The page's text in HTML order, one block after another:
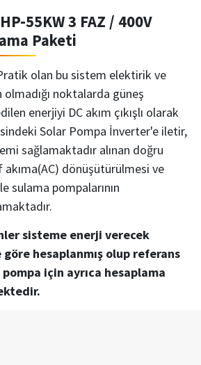
55KW 3 FAZ / 400V
Paketi
olan bu sistem elektirik ve
olmadığı noktalarda güneş
enerjiyi DC akım çıkışlı olarak
Solar Pompa İnverter'e iletir,
sağlamaktadır alınan doğru
akıma(AC) dönüşütürülmesi ve
sulama pompalarının
sisteme enerji verecek
hesaplanmış olup referans
için ayrıca hesaplama